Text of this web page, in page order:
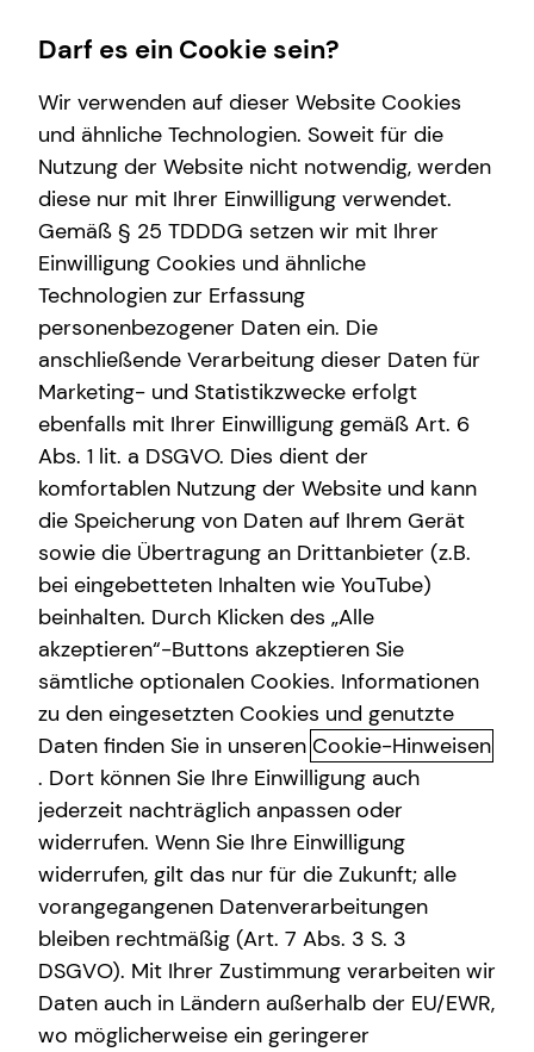
Wissenswertes
Interview
Über tecis
Podcast
teamzukunft
Karriere-Infos
Karrierechancen
Initiativbewerbung
Finanzberatung
Videoberatung
Spezialisten-Netzwerk
Private Krankenvorsorge
Immobilienfinanzierung
Betriebliche Altersvorsorge
Investment
Kapitalanlage Immobilien
Altersvorsorge
Gewerbliche Versicherungen
Arbeitskraftabsicherung
Kindervorsorge
Sach- und Vermögenssicherung
Expat
Service
Kundenportal
Schadenabwicklung
Arbeitskraftabsicherung: Warum
deine Arbeitskraft geschützt
werden sollte
Einen wertvollen Gegenstand, das eigene Auto oder die
Wohnung versichern? Klingt logisch. Aber auch die eigene
Arbeitskraft sollten erwerbstätige Menschen finanziell
absichern. Hast du schon einmal darüber nachgedacht,
was passieren würde, wenn du aus gesundheitlichen
Gründen nicht mehr arbeiten könntest? Dieses Risiko ist
viel höher, als die meisten vermuten. Jede vierte Person
ist im Laufe ihres Berufslebens von Erwerbs- oder gar
Berufsunfähigkeit bedroht. Ein schlimmer Unfall oder eine
Darf es ein Cookie sein?
Wir verwenden auf dieser Website Cookies
und ähnliche Technologien. Soweit für die
Nutzung der Website nicht notwendig, werden
diese nur mit Ihrer Einwilligung verwendet.
Gemäß § 25 TDDDG setzen wir mit Ihrer
Einwilligung Cookies und ähnliche
Technologien zur Erfassung
personenbezogener Daten ein. Die
anschließende Verarbeitung dieser Daten für
Marketing- und Statistikzwecke erfolgt
ebenfalls mit Ihrer Einwilligung gemäß Art. 6
Abs. 1 lit. a DSGVO. Dies dient der
komfortablen Nutzung der Website und kann
die Speicherung von Daten auf Ihrem Gerät
sowie die Übertragung an Drittanbieter (z.B.
bei eingebetteten Inhalten wie YouTube)
beinhalten. Durch Klicken des „Alle
akzeptieren“-Buttons akzeptieren Sie
sämtliche optionalen Cookies. Informationen
zu den eingesetzten Cookies und genutzte
Daten finden Sie in unseren Cookie-Hinweisen
. Dort können Sie Ihre Einwilligung auch
jederzeit nachträglich anpassen oder
widerrufen. Wenn Sie Ihre Einwilligung
widerrufen, gilt das nur für die Zukunft; alle
vorangegangenen Datenverarbeitungen
bleiben rechtmäßig (Art. 7 Abs. 3 S. 3
DSGVO). Mit Ihrer Zustimmung verarbeiten wir
Daten auch in Ländern außerhalb der EU/EWR,
wo möglicherweise ein geringerer